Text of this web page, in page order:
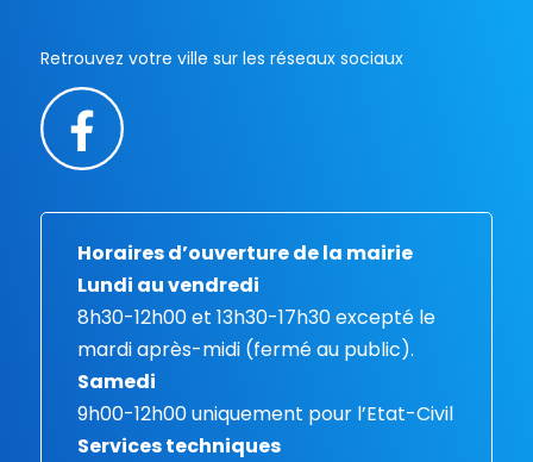
Retrouvez votre ville sur les réseaux sociaux
Horaires d’ouverture de la mairie
Lundi au vendredi
8h30-12h00 et 13h30-17h30 excepté le
mardi après-midi (fermé au public).
Samedi
9h00-12h00 uniquement pour l’Etat-Civil
Services techniques